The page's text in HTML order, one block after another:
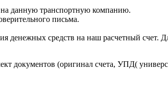
данную транспортную компанию.
письма.
денежных средств на наш расчетный счет.
документов (оригинал счета, УПД(